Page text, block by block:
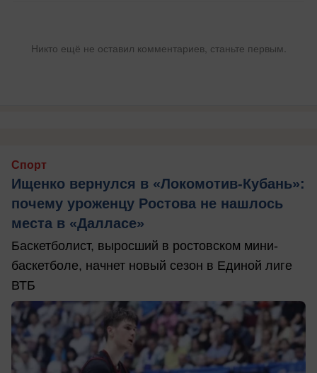
Никто ещё не оставил комментариев, станьте первым.
Спорт
Ищенко вернулся в «Локомотив-Кубань»:
почему уроженцу Ростова не нашлось
места в «Далласе»
Баскетболист, выросший в ростовском мини-
баскетболе, начнет новый сезон в Единой лиге
ВТБ